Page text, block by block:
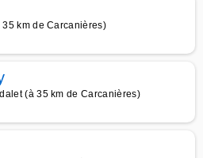
km de Carcanières)
(à 35 km de Carcanières)